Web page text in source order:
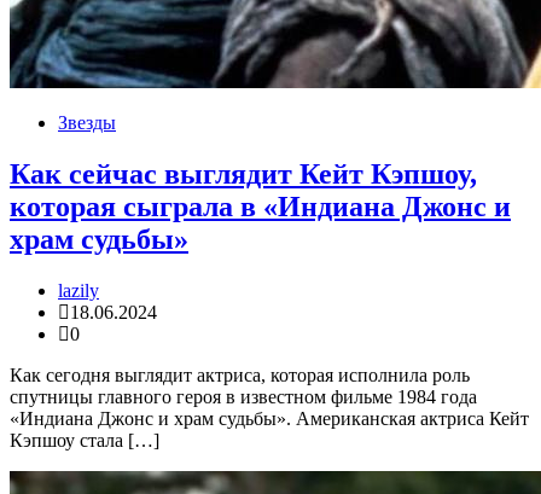
Звезды
Как сейчас выглядит Кейт Кэпшоу,
которая сыграла в «Индиана Джонс и
храм судьбы»
lazily
18.06.2024
0
Как сегодня выглядит актриса, которая исполнила роль
спутницы главного героя в известном фильме 1984 года
«Индиана Джонс и храм судьбы». Американская актриса Кейт
Кэпшоу стала […]